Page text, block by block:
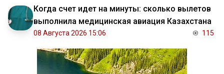
Когда счет идет на минуты: сколько вылетов
выполнила медицинская авиация Казахстана
08 Августа 2026 15:06 115